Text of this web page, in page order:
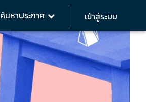
ค้นหาประกาศ เข้าสู่ระบบ